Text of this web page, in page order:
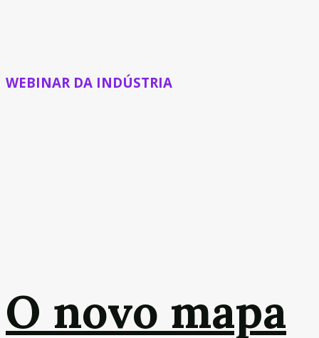
WEBINAR DA INDÚSTRIA
O novo mapa